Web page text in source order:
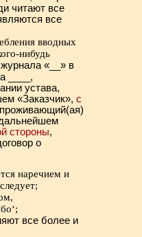
читают все
все
вводных
нибудь
«__» в
____,
устава,
«Заказчик»,с
стороны,
о
наречием и
все более и